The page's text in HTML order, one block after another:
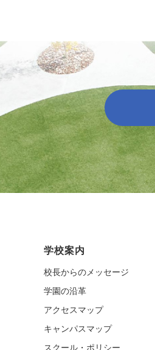
学校案内
校長からのメッセージ
学園の沿革
アクセスマップ
キャンパスマップ
スクール・ポリシー